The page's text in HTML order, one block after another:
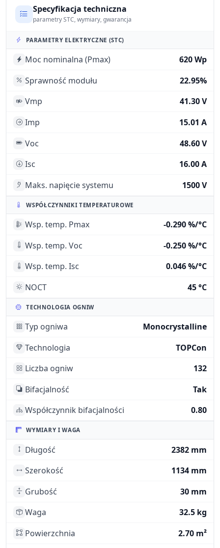
Specyfikacja techniczna
parametry STC, wymiary, gwarancja
PARAMETRY ELEKTRYCZNE (STC)
Moc nominalna (Pmax)
620 Wp
Sprawność modułu
22.95%
Vmp
41.30 V
Imp
15.01 A
Voc
48.60 V
Isc
16.00 A
Maks. napięcie systemu
1500 V
WSPÓŁCZYNNIKI TEMPERATUROWE
Wsp. temp. Pmax
-0.290 %/°C
Wsp. temp. Voc
-0.250 %/°C
Wsp. temp. Isc
0.046 %/°C
NOCT
45 °C
TECHNOLOGIA OGNIW
Typ ogniwa
Monocrystalline
Technologia
TOPCon
Liczba ogniw
132
Bifacjalność
Tak
Współczynnik bifacjalności
0.80
WYMIARY I WAGA
Długość
2382 mm
Szerokość
1134 mm
Grubość
30 mm
Waga
32.5 kg
Powierzchnia
2.70 m²